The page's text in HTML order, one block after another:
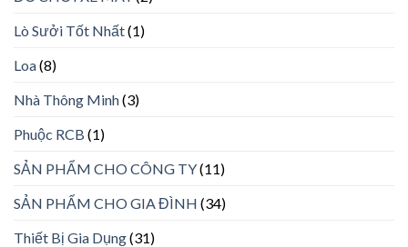
Lò Sưởi Tốt Nhất(1)
Loa(8)
Nhà Thông Minh(3)
Phuộc RCB (1)
SẢN PHẨM CHO CÔNG TY(11)
SẢN PHẨM CHO GIA ĐÌNH (34)
Thiết Bị Gia Dụng(31)